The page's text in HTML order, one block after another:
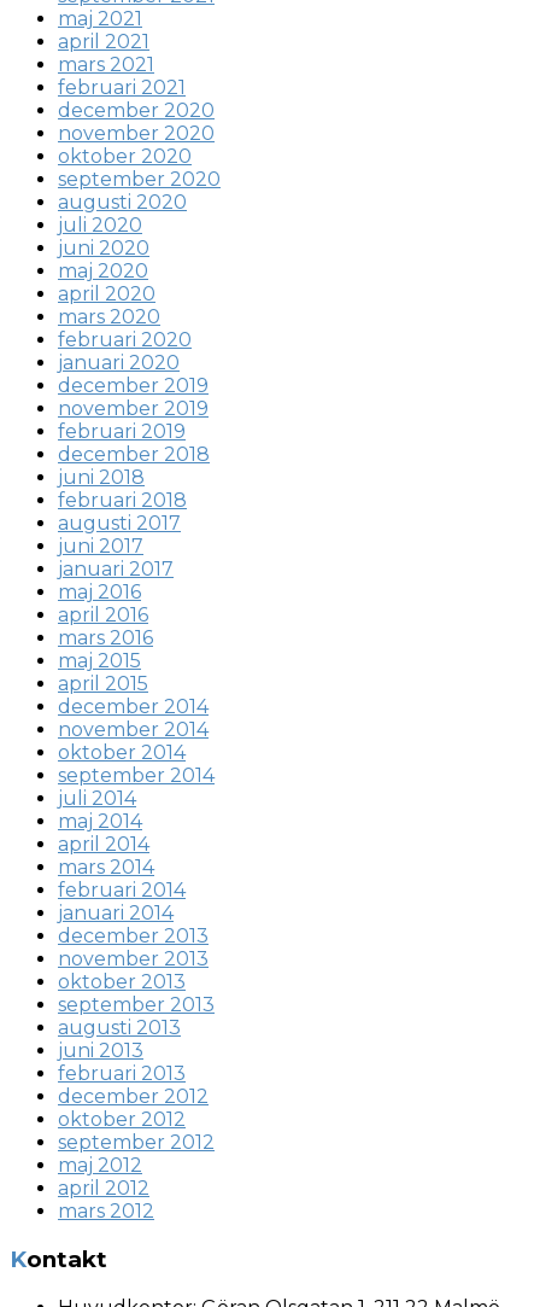
maj 2021
april 2021
mars 2021
februari 2021
december 2020
november 2020
oktober 2020
september 2020
augusti 2020
juli 2020
juni 2020
maj 2020
april 2020
mars 2020
februari 2020
januari 2020
december 2019
november 2019
februari 2019
december 2018
juni 2018
februari 2018
augusti 2017
juni 2017
januari 2017
maj 2016
april 2016
mars 2016
maj 2015
april 2015
december 2014
november 2014
oktober 2014
september 2014
juli 2014
maj 2014
april 2014
mars 2014
februari 2014
januari 2014
december 2013
november 2013
oktober 2013
september 2013
augusti 2013
juni 2013
februari 2013
december 2012
oktober 2012
september 2012
maj 2012
april 2012
mars 2012
Kontakt